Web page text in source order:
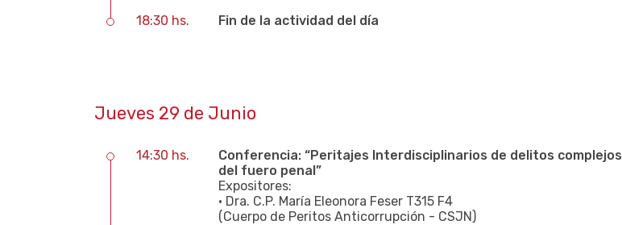
18:30 hs. Fin de la actividad del día
Jueves 29 de Junio
14:30 hs.
Conferencia: “Peritajes Interdisciplinarios de delitos complejos
del fuero penal”
Expositores:
• Dra. C.P. María Eleonora Feser T315 F4
(Cuerpo de Peritos Anticorrupción - CSJN)